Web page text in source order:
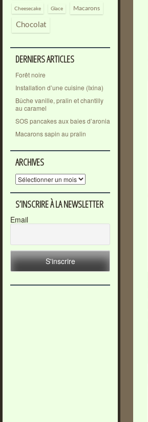
Cheesecake Glace Macarons
Chocolat
DERNIERS ARTICLES
Forêt noire
Installation d’une cuisine (Ixina)
Bûche vanille, pralin et chantilly
au caramel
SOS pancakes aux baies d’aronia
Macarons sapin au pralin
ARCHIVES
Archives
S’INSCRIRE À LA NEWSLETTER
Email